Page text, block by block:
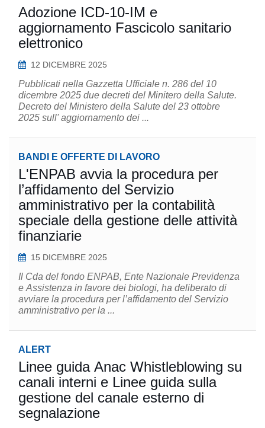
Adozione ICD-10-IM e
aggiornamento Fascicolo sanitario
elettronico
12 DICEMBRE 2025
Pubblicati nella Gazzetta Ufficiale n. 286 del 10
dicembre 2025 due decreti del Minitero della Salute.
Decreto del Ministero della Salute del 23 ottobre
2025 sull' aggiornamento dei ...
BANDI E OFFERTE DI LAVORO
L'ENPAB avvia la procedura per
l’affidamento del Servizio
amministrativo per la contabilità
speciale della gestione delle attività
finanziarie
15 DICEMBRE 2025
Il Cda del fondo ENPAB, Ente Nazionale Previdenza
e Assistenza in favore dei biologi, ha deliberato di
avviare la procedura per l’affidamento del Servizio
amministrativo per la ...
ALERT
Linee guida Anac Whistleblowing su
canali interni e Linee guida sulla
gestione del canale esterno di
segnalazione